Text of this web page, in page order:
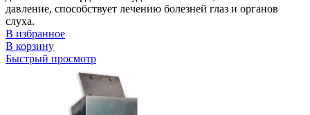
давление, способствует лечению болезней глаз и органов
слуха.
В избранное
В корзину
Быстрый просмотр